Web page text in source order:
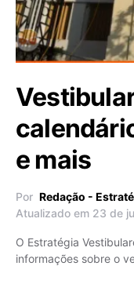
e mais
Por Redação -
Atualizado em 23 de
O Estratégia
informações sobre o